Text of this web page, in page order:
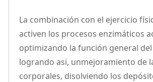
La combinación con el ejercicio
activen los procesos enzimáticos
optimizando la función general
logrando asi, unmejoramiento de
corporales, disolviendo los